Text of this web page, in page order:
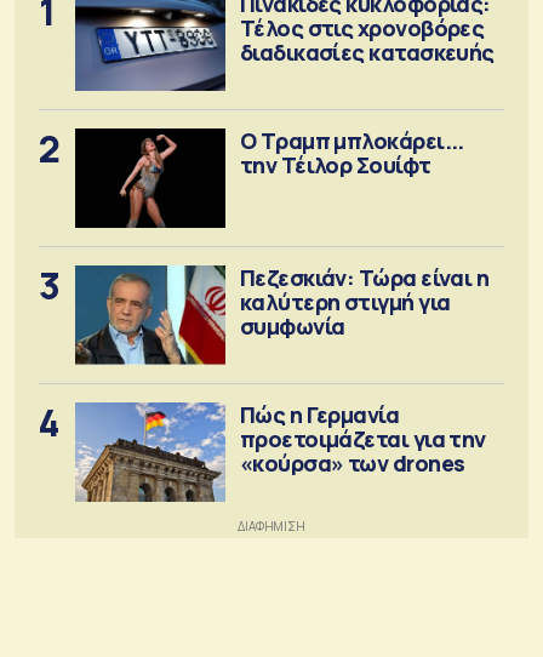
1
Τέλος στις χρονοβόρες
διαδικασίες κατασκευής
2
Ο Τραμπ μπλοκάρει...
την Τέιλορ Σουίφτ
3
Πεζεσκιάν: Τώρα είναι η
καλύτερη στιγμή για
συμφωνία
4
Πώς η Γερμανία
προετοιμάζεται για την
«κούρσα» των drones